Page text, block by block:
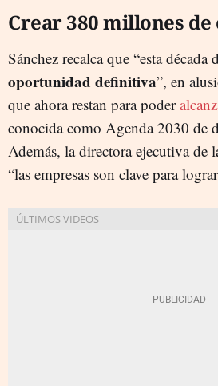
Crear 380 millones de
Sánchez recalca que “esta década
oportunidad definitiva”, en
que ahora restan para poder
conocida como Agenda 2030 de
Además, la directora ejecutiva de
“las empresas son clave para